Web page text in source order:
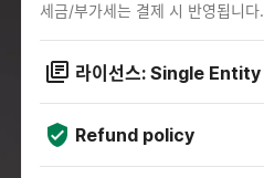
세금/부가세는 결제 시 반영됩니다.
라이선스: Single Entity
Refund policy